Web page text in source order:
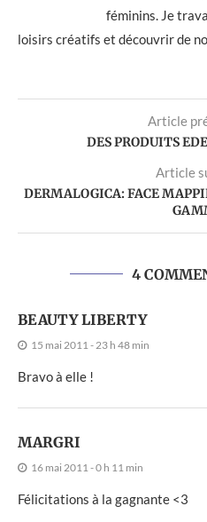
féminins. Je
loisirs créatifs et découvrir de
Article
DES PRODUITS
Article
DERMALOGICA: FACE
4
BEAUTY LIBERTY
15 mai 2011 - 23 h 48 min
Bravo à elle !
MARGRI
16 mai 2011 - 0 h 11 min
Félicitations à la gagnante <3